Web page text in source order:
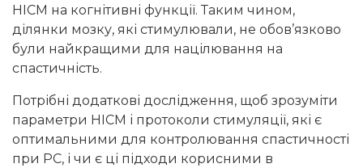
НІСМ на когнітивні функції. Таким чином,
ділянки мозку, які стимулювали, не обов’язково
були найкращими для націлювання на
спастичність.
Потрібні додаткові дослідження, щоб зрозуміти
параметри НІСМ і протоколи стимуляції, які є
оптимальними для контролювання спастичності
при РС, і чи є ці підходи корисними в